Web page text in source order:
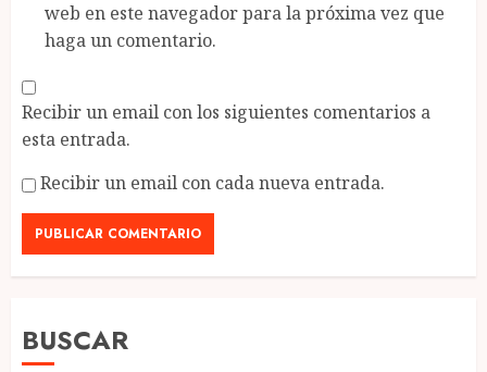
web en este navegador para la próxima vez que
haga un comentario.
Recibir un email con los siguientes comentarios a
esta entrada.
Recibir un email con cada nueva entrada.
BUSCAR